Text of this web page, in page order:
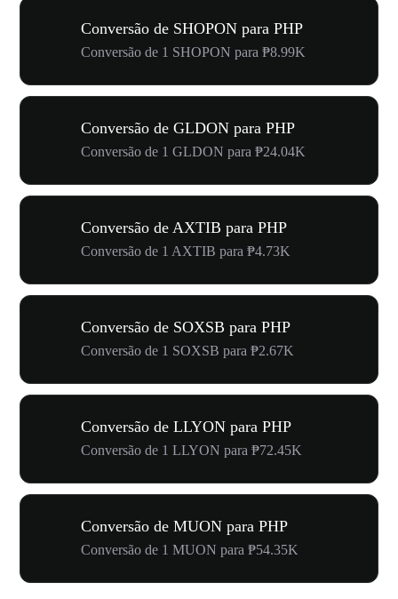
Conversão de SHOPON para PHP
Conversão de 1 SHOPON para ₱8.99K
Conversão de GLDON para PHP
Conversão de 1 GLDON para ₱24.04K
Conversão de AXTIB para PHP
Conversão de 1 AXTIB para ₱4.73K
Conversão de SOXSB para PHP
Conversão de 1 SOXSB para ₱2.67K
Conversão de LLYON para PHP
Conversão de 1 LLYON para ₱72.45K
Conversão de MUON para PHP
Conversão de 1 MUON para ₱54.35K